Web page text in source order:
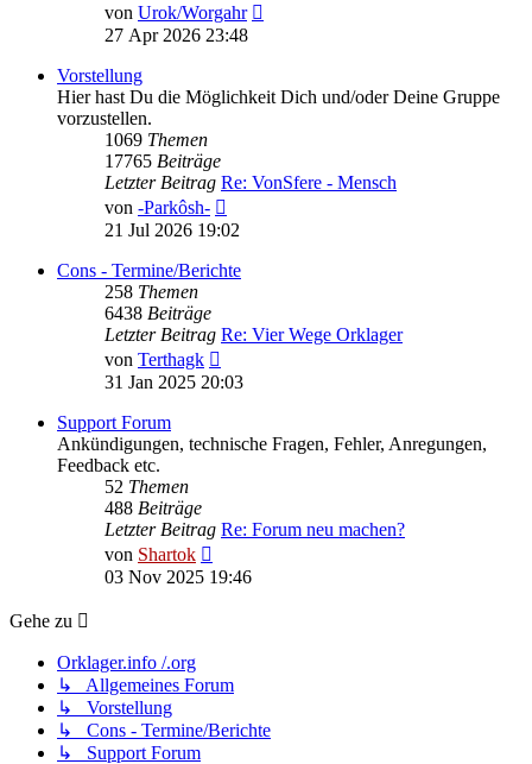
von Urok/Worgahr
27 Apr 2026 23:48
Vorstellung
Hier hast Du die Möglichkeit Dich und/oder Deine Gruppe
vorzustellen.
1069 Themen
17765 Beiträge
Letzter Beitrag Re: VonSfere - Mensch
von -Parkôsh-
Beitrag
21 Jul 2026 19:02
Cons - Termine/Berichte
258 Themen
6438 Beiträge
Letzter Beitrag Re: Vier Wege Orklager
von Terthagk
Beitrag
31 Jan 2025 20:03
Support Forum
Ankündigungen, technische Fragen, Fehler, Anregungen,
Feedback etc.
52 Themen
488 Beiträge
Letzter Beitrag Re: Forum neu machen?
von Shartok
Beitrag
03 Nov 2025 19:46
Gehe zu
Orklager.info /.org
↳ Allgemeines Forum
↳ Vorstellung
↳ Cons - Termine/Berichte
↳ Support Forum